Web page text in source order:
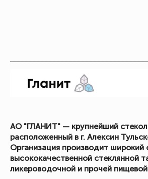
АО "ГЛАНИТ" — крупнейший
расположенный в г. Алексин
Организация производит широкий
высококачественной стеклянной
ликероводочной и прочей